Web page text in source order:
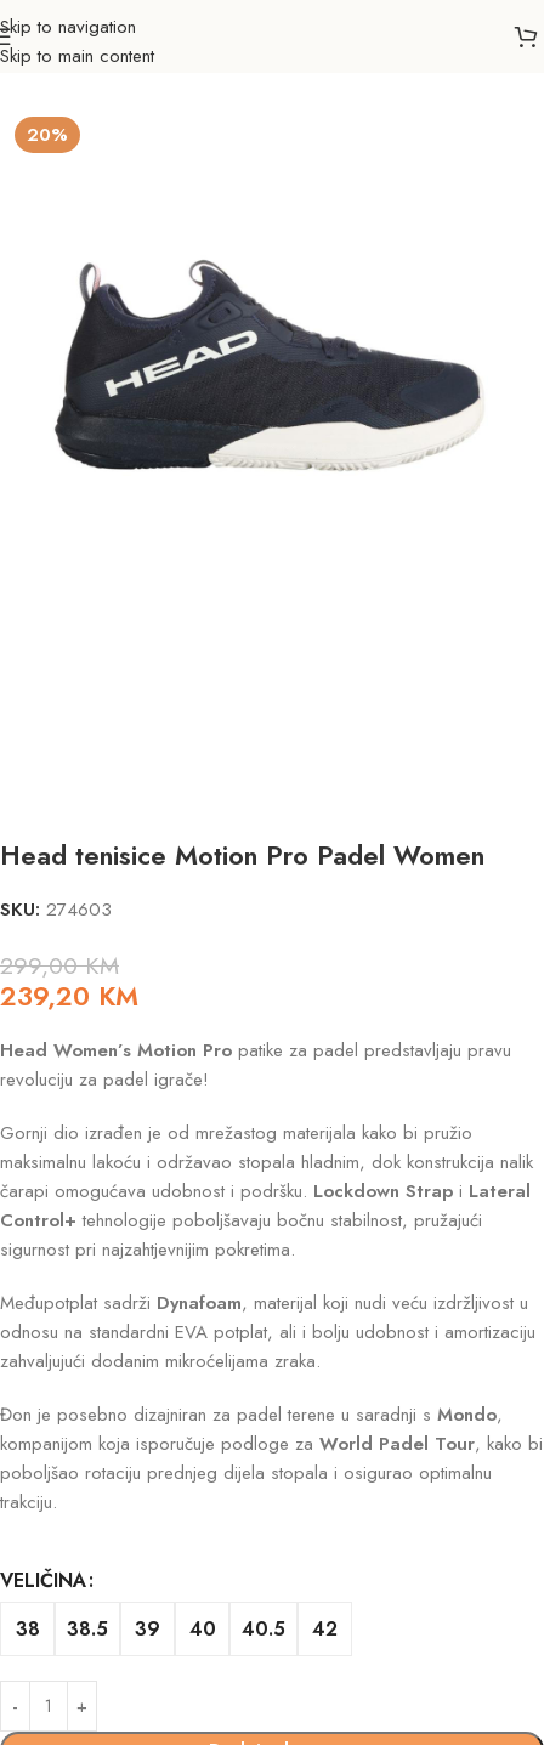
Skip to navigation
Skip to main content
Početna Sportovi
20%
Head tenisice Motion Pro Padel Women
SKU: 274603
299,00KM
239,20 KM
Head Women’s Motion Pro patike za padel predstavljaju pravu
revoluciju za padel igrače!
Gornji dio izrađen je od mrežastog materijala kako bi pružio
maksimalnu lakoću i održavao stopala hladnim, dok konstrukcija nalik
čarapi omogućava udobnost i podršku. Lockdown Strap i Lateral
Control+ tehnologije poboljšavaju bočnu stabilnost, pružajući
sigurnost pri najzahtjevnijim pokretima.
Međupotplat sadrži Dynafoam, materijal koji nudi veću izdržljivost u
odnosu na standardni EVA potplat, ali i bolju udobnost i amortizaciju
zahvaljujući dodanim mikroćelijama zraka.
Đon je posebno dizajniran za padel terene u saradnji s Mondo,
kompanijom koja isporučuje podloge za World Padel Tour, kako bi
poboljšao rotaciju prednjeg dijela stopala i osigurao optimalnu
trakciju.
VELIČINA
38
38.5 39 40 40.5 42